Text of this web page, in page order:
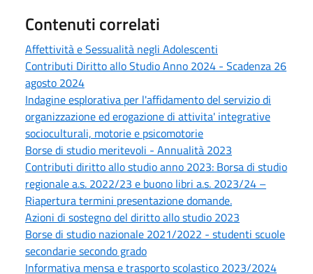
Contenuti correlati
Affettività e Sessualità negli Adolescenti
Contributi Diritto allo Studio Anno 2024 - Scadenza 26
agosto 2024
Indagine esplorativa per l'affidamento del servizio di
organizzazione ed erogazione di attivita' integrative
socioculturali, motorie e psicomotorie
Borse di studio meritevoli - Annualità 2023
Contributi diritto allo studio anno 2023: Borsa di studio
regionale a.s. 2022/23 e buono libri a.s. 2023/24 –
Riapertura termini presentazione domande.
Azioni di sostegno del diritto allo studio 2023
Borse di studio nazionale 2021/2022 - studenti scuole
secondarie secondo grado
Informativa mensa e trasporto scolastico 2023/2024